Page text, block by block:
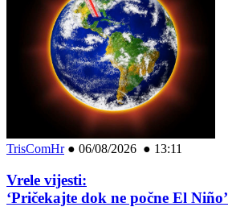
TrisComHr● 06/08/2026 ● 13:11
Vrele vijesti:
‘Pričekajte dok ne počne El Niño’